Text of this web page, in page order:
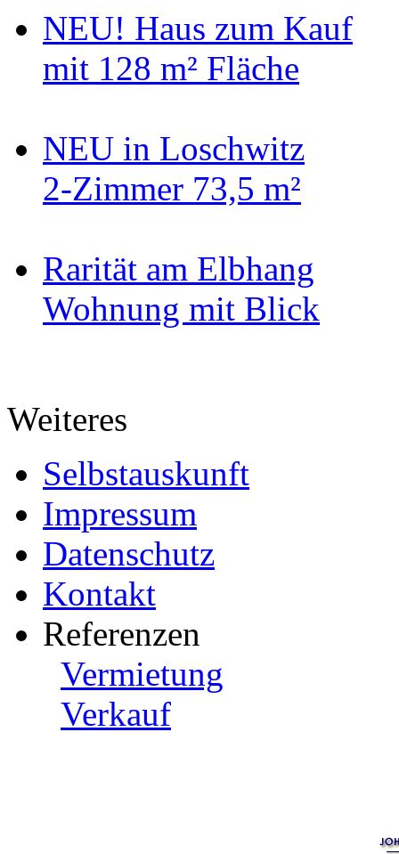
NEU! Haus zum Kauf
mit 128 m² Fläche
NEU in Loschwitz
2-Zimmer 73,5 m²
Rarität am Elbhang
Wohnung mit Blick
Weiteres
Selbstauskunft
Impressum
Datenschutz
Kontakt
Referenzen
Vermietung
Verkauf